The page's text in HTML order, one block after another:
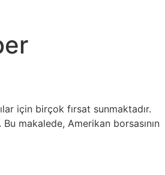
için birçok fırsat sunmaktadır.
makalede, Amerikan borsasının